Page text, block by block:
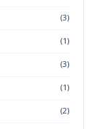
(3)
(1)
(3)
(1)
(2)